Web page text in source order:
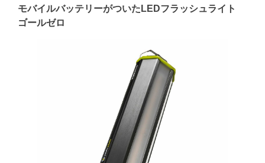
モバイルバッテリーがついたLEDフラッシュライト
ゴールゼロ